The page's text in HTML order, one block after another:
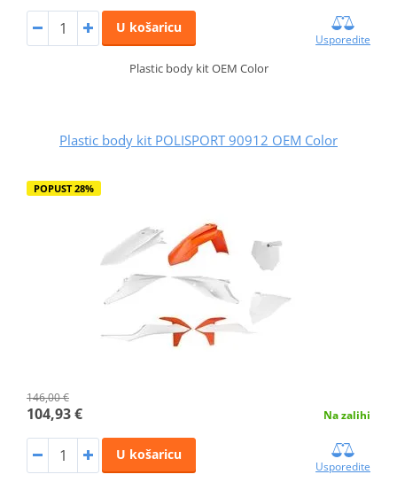
U košaricu
Usporedite
Plastic body kit OEM Color
Plastic body kit POLISPORT 90912 OEM Color
POPUST 28%
146,00 €
104,93 € Na zalihi
U košaricu
Usporedite